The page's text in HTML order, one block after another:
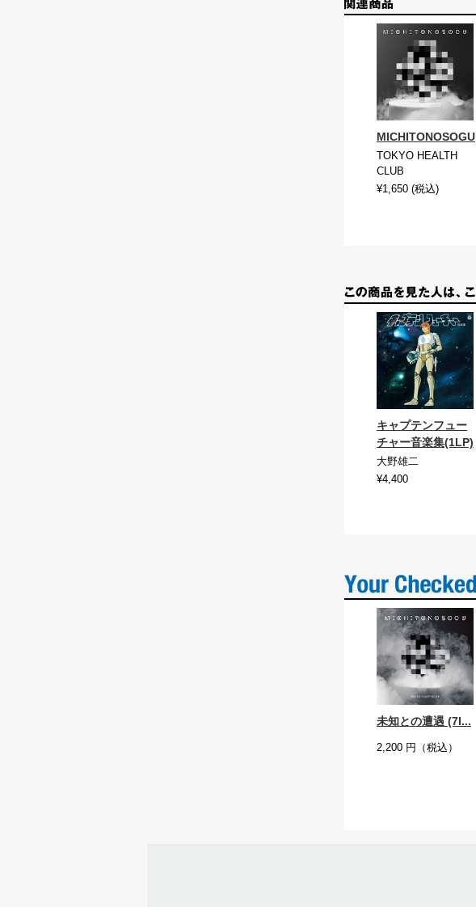
MICHITONOSOGU
TOKYO HEALTH
CLUB
¥1,650 (税込)
キャプテンフュー
チャー音楽集(1LP)
大野雄二
¥4,400
未知との遭遇 (7I...
2,200 円（税込）